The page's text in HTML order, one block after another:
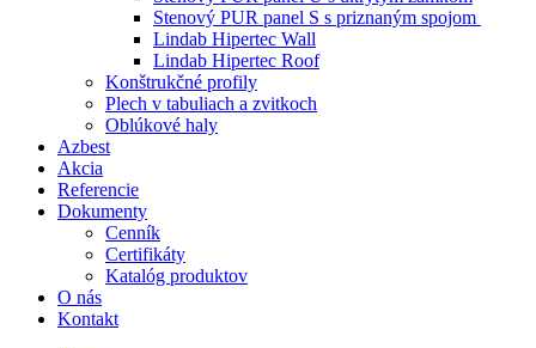
Stenový PUR panel S s priznaným spojom
Lindab Hipertec Wall
Lindab Hipertec Roof
Konštrukčné profily
Plech v tabuliach a zvitkoch
Oblúkové haly
Azbest
Akcia
Referencie
Dokumenty
Cenník
Certifikáty
Katalóg produktov
O nás
Kontakt